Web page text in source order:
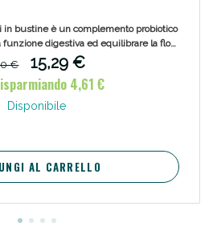
in bustine è un complemento probiotico
digestiva ed equilibrare la flora
ingredienti naturali.
€
15,29 €
4,61 €
Disponibile
AL CARRELLO